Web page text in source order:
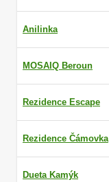
Anilinka
MOSAIQ Beroun
Rezidence Escape
Rezidence Čámovka
Dueta Kamýk